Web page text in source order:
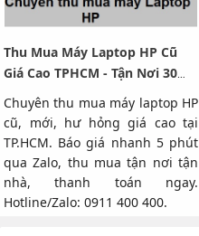
Thu Mua Máy Laptop HP Cũ
Giá Cao TPHCM - Tận Nơi 30
Phút
Chuyên thu mua máy laptop HP
cũ, mới, hư hỏng giá cao tại
TP.HCM. Báo giá nhanh 5 phút
qua Zalo, thu mua tận nơi tận
nhà, thanh toán ngay.
Hotline/Zalo: 0911 400 400.